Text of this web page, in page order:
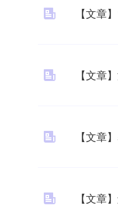
【文章
【文章
【文章
【文章